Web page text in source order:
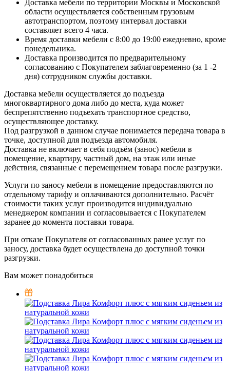
Доставка мебели по территории Москвы и Московской
области осуществляется собственным грузовым
автотранспортом, поэтому интервал доставки
составляет всего 4 часа.
Время доставки мебели с 8:00 до 19:00 ежедневно, кроме
понедельника.
Доставка производится по предварительному
согласованию с Покупателем заблаговременно (за 1 -2
дня) сотрудником службы доставки.
Доставка мебели осуществляется до подъезда
многоквартирного дома либо до места, куда может
беспрепятственно подъехать транспортное средство,
осуществляющее доставку.
Под разгрузкой в данном случае понимается передача товара в
точке, доступной для подъезда автомобиля.
Доставка не включает в себя подъём (занос) мебели в
помещение, квартиру, частный дом, на этаж или иные
действия, связанные с перемещением товара после разгрузки.
Услуги по заносу мебели в помещение предоставляются по
отдельному тарифу и оплачиваются дополнительно. Расчёт
стоимости таких услуг производится индивидуально
менеджером компании и согласовывается с Покупателем
заранее до момента поставки товара.
При отказе Покупателя от согласованных ранее услуг по
заносу, доставка будет осуществлена до доступной точки
разгрузки.
Вам может понадобиться